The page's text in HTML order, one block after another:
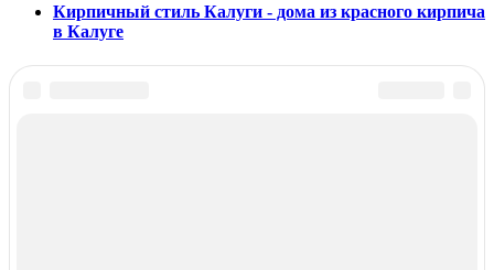
Кирпичный стиль Калуги - дома из красного кирпича
в Калуге